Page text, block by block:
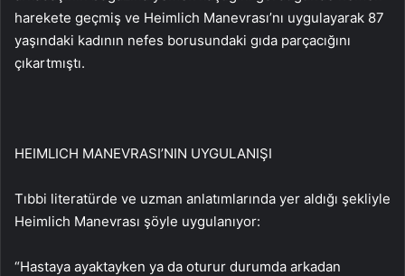
harekete geçmiş ve Heimlich Manevrası’nı uygulayarak 87
yaşındaki kadının nefes borusundaki gıda parçacığını
çıkartmıştı.
HEIMLICH MANEVRASI’NIN UYGULANIŞI
Tıbbi literatürde ve uzman anlatımlarında yer aldığı şekliyle
Heimlich Manevrası şöyle uygulanıyor:
“Hastaya ayaktayken ya da oturur durumda arkadan